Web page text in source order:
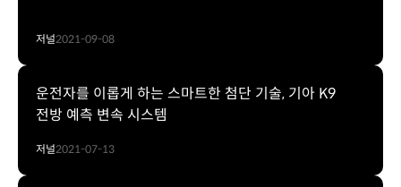
저널2021-09-08
운전자를 이롭게 하는 스마트한 첨단 기술, 기아 K9
전방 예측 변속 시스템
저널2021-07-13